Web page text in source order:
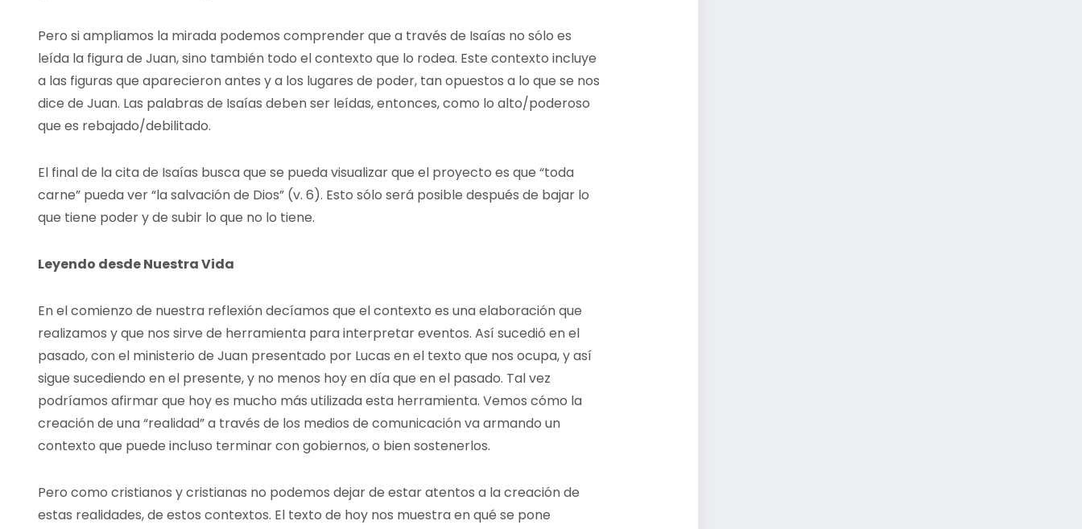
Pero si ampliamos la mirada podemos comprender que a través de Isaías no sólo es
leída la figura de Juan, sino también todo el contexto que lo rodea. Este contexto incluye
a las figuras que aparecieron antes y a los lugares de poder, tan opuestos a lo que se nos
dice de Juan. Las palabras de Isaías deben ser leídas, entonces, como lo alto/poderoso
que es rebajado/debilitado.
El final de la cita de Isaías busca que se pueda visualizar que el proyecto es que “toda
carne” pueda ver “la salvación de Dios” (v. 6). Esto sólo será posible después de bajar lo
que tiene poder y de subir lo que no lo tiene.
Leyendo desde Nuestra Vida
En el comienzo de nuestra reflexión decíamos que el contexto es una elaboración que
realizamos y que nos sirve de herramienta para interpretar eventos. Así sucedió en el
pasado, con el ministerio de Juan presentado por Lucas en el texto que nos ocupa, y así
sigue sucediendo en el presente, y no menos hoy en día que en el pasado. Tal vez
podríamos afirmar que hoy es mucho más utilizada esta herramienta. Vemos cómo la
creación de una “realidad” a través de los medios de comunicación va armando un
contexto que puede incluso terminar con gobiernos, o bien sostenerlos.
Pero como cristianos y cristianas no podemos dejar de estar atentos a la creación de
estas realidades, de estos contextos. El texto de hoy nos muestra en qué se pone